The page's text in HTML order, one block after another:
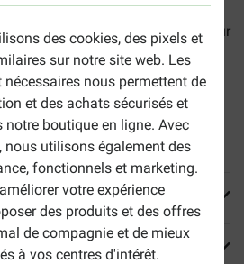
des cookies, des pixels et
sur notre site web. Les
nous permettent de
et des achats sécurisés et
boutique en ligne. Avec
nous utilisons également des
fonctionnels et marketing.
votre expérience
des produits et des offres
de compagnie et de mieux
à vos centres d'intérêt.
rondelles à l'agneau pour chien
avec de l'agneau séché pur
artificiel.
mm